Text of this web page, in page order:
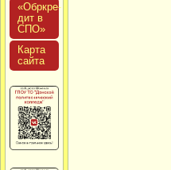
«Обркре­
дит в
СПО»
Кар­та
сай­та